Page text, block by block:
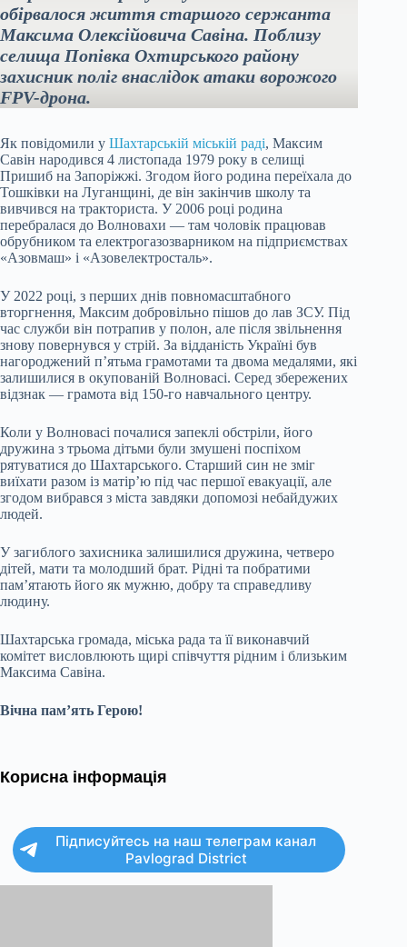
обірвалося життя старшого сержанта
Максима Олексійовича Савіна. Поблизу
селища Попівка Охтирського району
захисник поліг внаслідок атаки ворожого
FPV-дрона.
Як повідомили у Шахтарській міській раді, Максим
Савін народився 4 листопада 1979 року в селищі
Пришиб на Запоріжжі. Згодом його родина переїхала до
Тошківки на Луганщині, де він закінчив школу та
вивчився на тракториста. У 2006 році родина
перебралася до Волновахи — там чоловік працював
обрубником та електрогазозварником на підприємствах
«Азовмаш» і «Азовелектросталь».
У 2022 році, з перших днів повномасштабного
вторгнення, Максим добровільно пішов до лав ЗСУ. Під
час служби він потрапив у полон, але після звільнення
знову повернувся у стрій. За відданість Україні був
нагороджений п’ятьма грамотами та двома медалями, які
залишилися в окупованій Волновасі. Серед збережених
відзнак — грамота від 150-го навчального центру.
Коли у Волновасі почалися запеклі обстріли, його
дружина з трьома дітьми були змушені поспіхом
рятуватися до Шахтарського. Старший син не зміг
виїхати разом із матір’ю під час першої евакуації, але
згодом вибрався з міста завдяки допомозі небайдужих
людей.
У загиблого захисника залишилися дружина, четверо
дітей, мати та молодший брат. Рідні та побратими
пам’ятають його як мужню, добру та справедливу
людину.
Шахтарська громада, міська рада та її виконавчий
комітет висловлюють щирі співчуття рідним і близьким
Максима Савіна.
Вічна пам’ять Герою!
Корисна інформація
Підписуйтесь на наш телеграм канал
Pavlograd District